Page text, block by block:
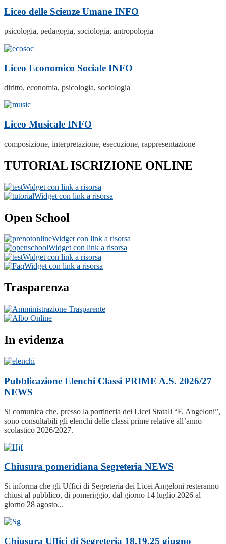
Liceo delle Scienze Umane INFO
psicologia, pedagogia, sociologia, antropologia
Liceo Economico Sociale INFO
diritto, economia, psicologia, sociologia
Liceo Musicale INFO
composizione, interpretazione, esecuzione, rappresentazione
TUTORIAL ISCRIZIONE ONLINE
Widget con link a risorsa
Widget con link a risorsa
Open School
Widget con link a risorsa
Widget con link a risorsa
Widget con link a risorsa
Widget con link a risorsa
Trasparenza
In evidenza
Pubblicazione Elenchi Classi PRIME A.S. 2026/27
NEWS
Si comunica che, presso la portineria dei Licei Statali “F. Angeloni”,
sono consultabili gli elenchi delle classi prime relative all’anno
scolastico 2026/2027.
Chiusura pomeridiana Segreteria NEWS
Si informa che gli Uffici di Segreteria dei Licei Angeloni resteranno
chiusi al pubblico, di pomeriggio, dal giorno 14 luglio 2026 al
giorno 28 agosto...
Chiusura Uffici di Segreteria 18,19,25 giugno